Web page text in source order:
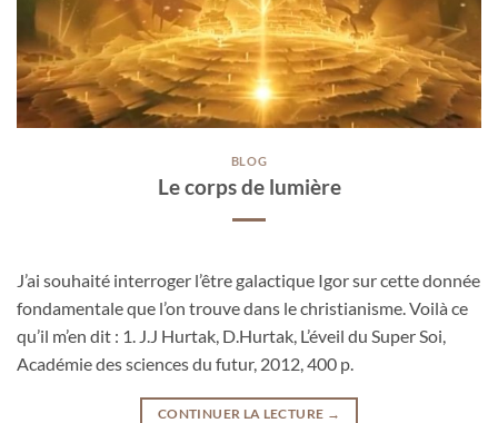
BLOG
Le corps de lumière
J’ai souhaité interroger l’être galactique Igor sur cette donnée
fondamentale que l’on trouve dans le christianisme. Voilà ce
qu’il m’en dit : 1. J.J Hurtak, D.Hurtak, L’éveil du Super Soi,
Académie des sciences du futur, 2012, 400 p.
CONTINUER LA LECTURE →